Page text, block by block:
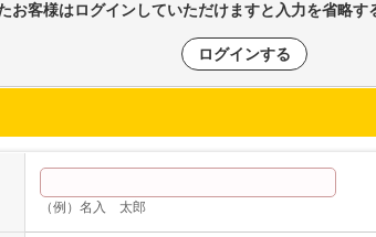
お客様はログインしていただけますと入力を省略
ログインする
（例）名入 太郎